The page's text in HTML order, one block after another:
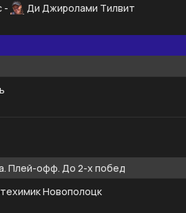
- Ди Джиролами Тилвит
Плей-офф. До 2-х побед
Новополоцк